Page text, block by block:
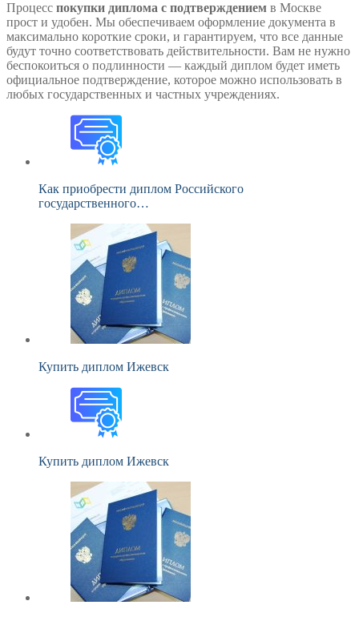
Процесс покупки диплома с подтверждением в Москве
прост и удобен. Мы обеспечиваем оформление документа в
максимально короткие сроки, и гарантируем, что все данные
будут точно соответствовать действительности. Вам не нужно
беспокоиться о подлинности — каждый диплом будет иметь
официальное подтверждение, которое можно использовать в
любых государственных и частных учреждениях.
Как приобрести диплом Российского
государственного…
Купить диплом Ижевск
Купить диплом Ижевск